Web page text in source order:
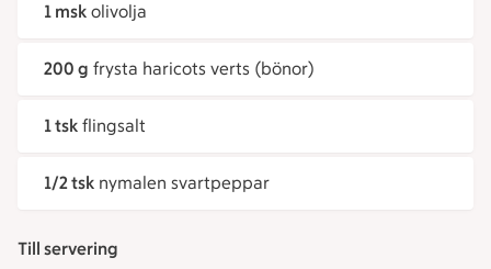
1 msk olivolja
200 g frysta haricots verts (bönor)
1 tsk flingsalt
1/2 tsk nymalen svartpeppar
Till servering